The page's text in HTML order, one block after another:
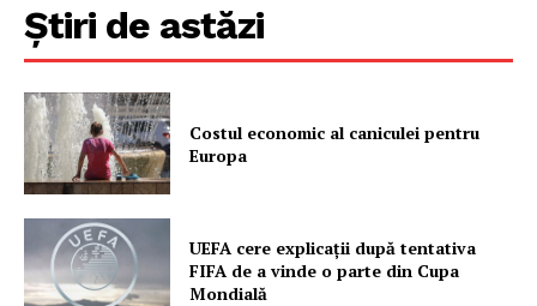
PRESShub
Despre noi / Echipa
Proiecte editoriale
Rețea
Contact
Știri de astăzi
Costul economic al caniculei pentru
Europa
UEFA cere explicații după tentativa
FIFA de a vinde o parte din Cupa
Mondială